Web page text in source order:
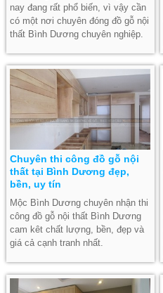
nay đang rất phổ biến, vì vậy cần
có một nơi chuyên đóng đồ gỗ nội
thất Bình Dương chuyên nghiệp.
Chuyên thi công đồ gỗ nội
thất tại Bình Dương đẹp,
bền, uy tín
Mộc Bình Dương chuyên nhận thi
công đồ gỗ nội thất Bình Dương
cam kêt chất lượng, bền, đẹp và
giá cả cạnh tranh nhất.